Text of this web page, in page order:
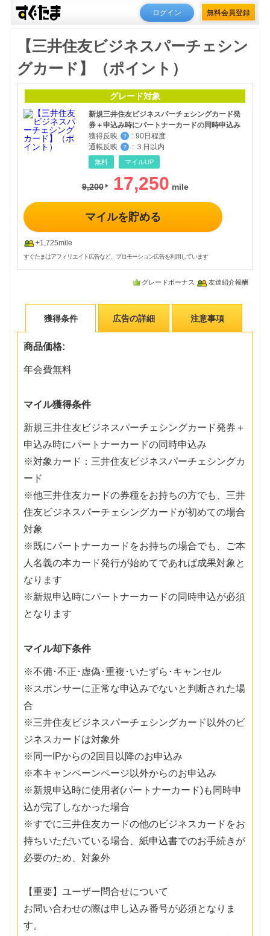
ログイン 無料会員登録
【三井住友ビジネスパーチェシン
グカード】（ポイント）
グレード対象
新規三井住友ビジネスパーチェシングカード発
券＋申込み時にパートナーカードの同時申込み
獲得反映
？ : 90日程度
通帳反映
？ : ３日以内
無料 マイルUP
9,200 17,250
マイルを貯める
+1,725mile
すぐたまはアフィリエイト広告など、プロモーション広告を利用しています
グレードボーナス 友達紹介報酬
獲得条件 広告の詳細 注意事項
商品価格:
年会費無料
マイル獲得条件
新規三井住友ビジネスパーチェシングカード発券＋
申込み時にパートナーカードの同時申込み
※対象カード：三井住友ビジネスパーチェシングカ
ード
※他三井住友カードの券種をお持ちの方でも、三井
住友ビジネスパーチェシングカードが初めての場合
対象
※既にパートナーカードをお持ちの場合でも、ご本
人名義の本カード発行が始めてであれば成果対象と
なります
※新規申込時にパートナーカードの同時申込が必須
となります
マイル却下条件
※不備･不正･虚偽･重複･いたずら･キャンセル
※スポンサーに正常な申込みでないと判断された場
合
※三井住友ビジネスパーチェシングカード以外のビ
ジネスカードは対象外
※同一IPからの2回目以降のお申込み
※本キャンペーンページ以外からのお申込み
※新規申込時に使用者(パートナーカード)も同時申
込が完了しなかった場合
※すでに三井住友カードの他のビジネスカードをお
持ちいただいている場合、紙申込書でのお手続きが
必要のため、対象外
【重要】ユーザー問合せについて
お問い合わせの際は申し込み番号が必須となりま
す。